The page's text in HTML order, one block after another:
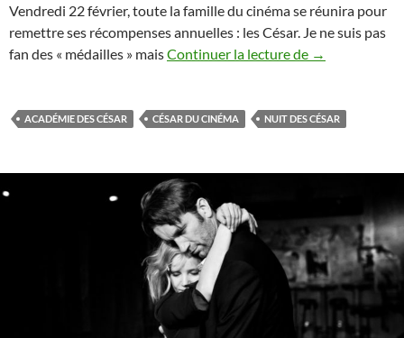
Vendredi 22 février, toute la famille du cinéma se réunira pour
remettre ses récompenses annuelles : les César. Je ne suis pas
fan des « médailles » maisContinuer la lecture de Les César :
→
ACADÉMIE DES CÉSAR CÉSAR DU CINÉMA NUIT DES CÉSAR